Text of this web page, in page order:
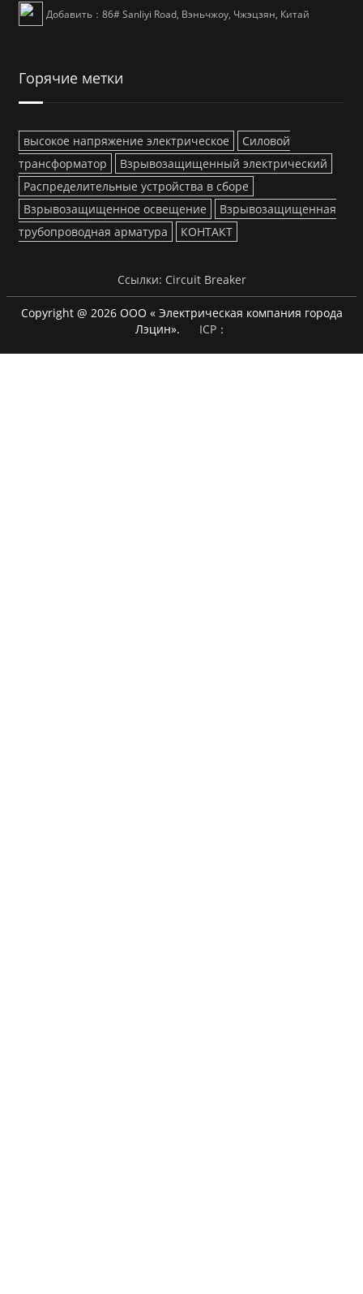
Добавить：86# Sanliyi Road, Вэньчжоу, Чжэцзян, Китай
Горячие метки
высокое напряжение электрическое
Силовой
трансформатор
Взрывозащищенный электрический
Распределительные устройства в сборе
Взрывозащищенное освещение
Взрывозащищенная
трубопроводная арматура
КОНТАКТ
Ссылки: Circuit Breaker
Copyright @ 2026 ООО « Электрическая компания города
Лэцин». ICP：